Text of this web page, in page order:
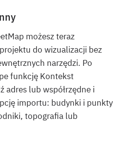
możesz teraz
do wizualizacji bez
narzędzi. Po
funkcję Kontekst
adres lub współrzędne i
importu: budynki i punkty
topografia lub